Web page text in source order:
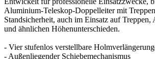
Aluminium-Teleskop-Doppelleiter mit
Standsicherheit, auch im Einsatz auf Treppen,
und ähnlichen Höhenunterschieden.
- Vier stufenlos verstellbare
- Außenliegender Schiebemechanismus